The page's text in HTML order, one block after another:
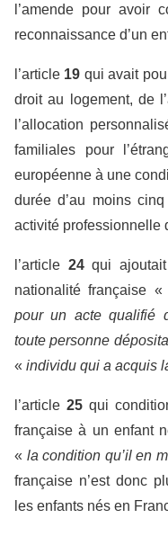
l’amende pour avoir
reconnaissance d’un
l’article 19 qui avait
droit au logement, de
l’allocation
familiales pour
européenne à une
durée d’au moins
activité professionnelle
l’article 24qui ajoutait
nationalité française «
pour un acte qualifié
toute personne
« individu qui a acquis
l’article 25qui
française à un enfant
« la condition qu’il en
française n’est donc
les enfants nés en